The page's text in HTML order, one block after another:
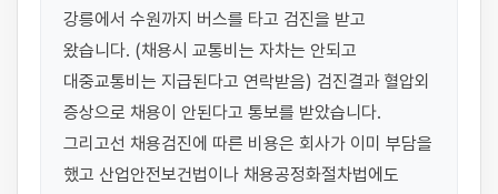
강릉에서 수원까지 버스를 타고 검진을 받고
왔습니다. (채용시 교통비는 자차는 안되고
대중교통비는 지급된다고 연락받음) 검진결과 혈압외
증상으로 채용이 안된다고 통보를 받았습니다.
그리고선 채용검진에 따른 비용은 회사가 이미 부담을
했고 산업안전보건법이나 채용공정화절차법에도